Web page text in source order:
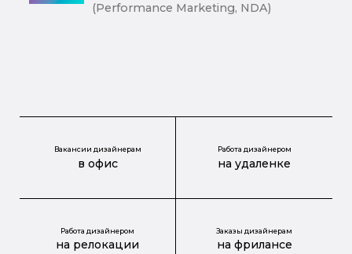
(Performance Marketing, NDA)
Вакансии дизайнерам
в офис
Работа дизайнером
на удаленке
Работа дизайнером
на релокации
Заказы дизайнерам
на фрилансе